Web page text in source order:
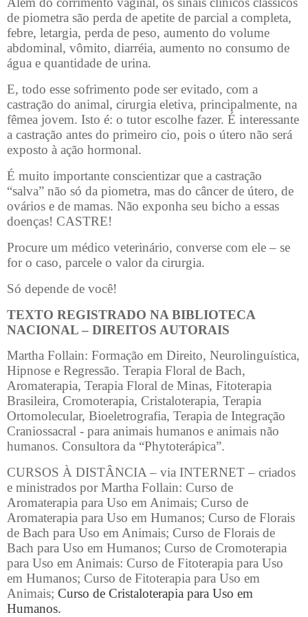
de piometra são perda de apetite de parcial a completa,
febre, letargia, perda de peso, aumento do volume
abdominal, vômito, diarréia, aumento no consumo de
água e quantidade de urina.
E, todo esse sofrimento pode ser evitado, com a
castração do animal, cirurgia eletiva, principalmente, na
fêmea jovem. Isto é: o tutor escolhe fazer. É interessante
a castração antes do primeiro cio, pois o útero não será
exposto à ação hormonal.
É muito importante conscientizar que a castração
“salva” não só da piometra, mas do câncer de útero, de
ovários e de mamas. Não exponha seu bicho a essas
doenças! CASTRE!
Procure um médico veterinário, converse com ele – se
for o caso, parcele o valor da cirurgia.
Só depende de você!
TEXTO REGISTRADO NA BIBLIOTECA
NACIONAL – DIREITOS AUTORAIS
Martha Follain: Formação em Direito, Neurolinguística,
Hipnose e Regressão. Terapia Floral de Bach,
Aromaterapia, Terapia Floral de Minas, Fitoterapia
Brasileira, Cromoterapia, Cristaloterapia, Terapia
Ortomolecular, Bioeletrografia, Terapia de Integração
Craniossacral - para animais humanos e animais não
humanos. Consultora da “Phytoterápica”.
CURSOS À DISTÂNCIA – via INTERNET – criados
e ministrados por Martha Follain: Curso de
Aromaterapia para Uso em Animais; Curso de
Aromaterapia para Uso em Humanos; Curso de Florais
de Bach para Uso em Animais; Curso de Florais de
Bach para Uso em Humanos; Curso de Cromoterapia
para Uso em Animais: Curso de Fitoterapia para Uso
em Humanos; Curso de Fitoterapia para Uso em
Animais; Curso de Cristaloterapia para Uso em
Humanos.